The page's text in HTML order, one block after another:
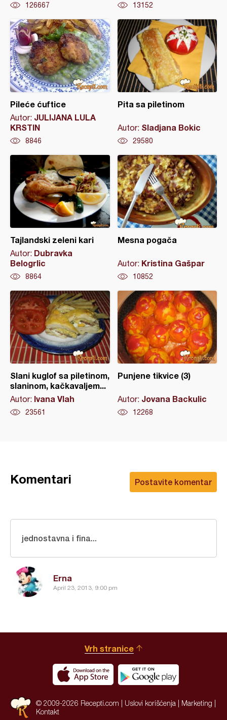
126667 13152
Pileće ćuftice
Autor: JULIJANA LULA
KRSTIN
8846
Pita sa piletinom
Autor: Sladjana Bokic
29580
Tajlandski zeleni kari
Autor: Dubravka
Belogrlic
8864
Mesna pogača
Autor: Kristina Gašpar
10852
Slani kuglof sa piletinom,
slaninom, kačkavaljem...
Autor: Ivana Vlah
23561
Punjene tikvice (3)
Autor: Jovana Backulic
12268
Postavite komentar
Komentari
Erna
April 23, 2013, 9:00 pm
jednostavna i fina...
Vrh stranice
© 2009-2026 Recepti.com | Uslovi korišćenja Marketing
Kontakt